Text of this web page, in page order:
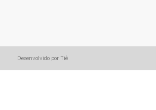
Desenvolvido por Tiê